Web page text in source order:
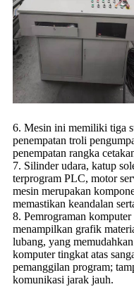
6. Mesin ini memiliki tiga
penempatan troli
penempatan rangka
7. Silinder udara, katup
terprogram PLC, motor
mesin merupakan
memastikan keandalan
8. Pemrograman
menampilkan grafik
lubang, yang
komputer tingkat atas
pemanggilan program;
komunikasi jarak jauh.